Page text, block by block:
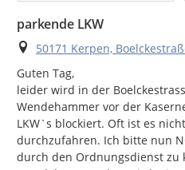
parkende LKW
Ort
50171 Kerpen,
Guten Tag,
leider wird in der
Wendehammer vor der
LKW`s blockiert. Oft ist es
durchzufahren. Ich bitte nun
durch den Ordnungsdienst zu